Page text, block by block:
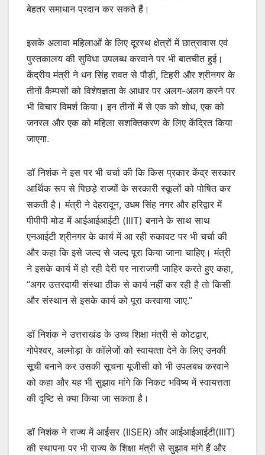
बेहतर समाधान प्रदान कर सकते हैं।
इसके अलावा महिलाओं के लिए दूरस्थ क्षेत्रों में छात्रावास एवं
पुस्तकालय की सुविधा उपलब्ध करवाने पर भी बातचीत हुई।
केंद्रीय मंत्री ने धन सिंह रावत से पौड़ी, टिहरी और श्रीनगर के
तीनों कैम्‍पसों को विशेषज्ञता के आधार पर अलग-अलग करने पर
भी विचार विमर्श किया। इन तीनों में से एक को शोध, एक को
जनरल और एक को महिला सशक्तिकरण के लिए केंद्रित किया
जाएगा.
डॉ निशंक ने इस पर भी चर्चा की कि किस प्रकार केंद्र सरकार
आर्थिक रूप से पिछड़े राज्यों के सरकारी स्कूलों को पोषित कर
सकती है। मंत्री ने देहरादून, उधम सिंह नगर और हरिद्वार में
पीपीपी मोड में आईआईआईटी (IIIT) बनाने के साथ साथ
एनआईटी श्रीनगर के कार्य में आ रही रुकावट पर भी चर्चा की
और कहा कि इसे जल्द से जल्द पूरा किया जाना चाहिए। मंत्री
ने इसके कार्य में हो रही देरी पर नाराजगी जाहिर करते हुए कहा,
“अगर उत्तरदायी संस्था ठीक से कार्य नहीं कर रही है तो किसी
और संस्थान से इसके कार्य को पूरा करवाया जाए.”
डॉ निशंक ने उत्तराखंड के उच्च शिक्षा मंत्री से कोटद्वार,
गोपेश्‍वर, अल्‍मोड़ा के कॉलेजों को स्‍वायत्‍ता देने के लिए उनकी
सूची बनाने कर उसकी सूचना यूजीसी को भी उपलबध करवाने
को कहा और यह भी सुझाव मांगे कि निकट भविष्‍य में स्वायत्तता
की दृष्‍टि से क्‍या किया जा सकता है।
डॉ निशंक ने राज्य में आईसर (IISER) और आईआईआईटी(IIIT)
की स्थापना पर भी राज्य के शिक्षा मंत्री से सुझाव मांगे हैं और